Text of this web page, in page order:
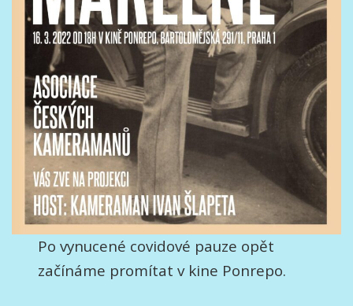
Po vynucené covidové pauze opět
začínáme promítat v kine Ponrepo.